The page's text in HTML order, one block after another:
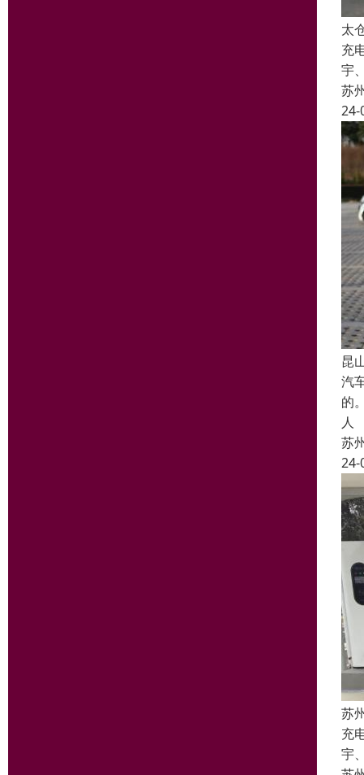
太
充
宇
苏
24-
昆
汽
的
人
苏
24-
苏
充
宇